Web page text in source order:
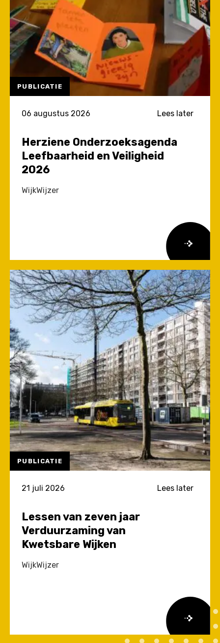
PUBLICATIE
06 augustus 2026 Lees later
Herziene Onderzoeksagenda
Leefbaarheid en Veiligheid
2026
WijkWijzer
meer
over
Herziene
Onderzoeksagenda
Leefbaarheid
en
Veiligheid
2026
PUBLICATIE
21 juli 2026 Lees later
Lessen van zeven jaar
Verduurzaming van
Kwetsbare Wijken
WijkWijzer